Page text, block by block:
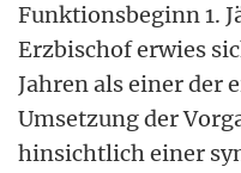
Funktionsbeginn 1.
Erzbischof erwies
Jahren als einer der
Umsetzung der
hinsichtlich einer